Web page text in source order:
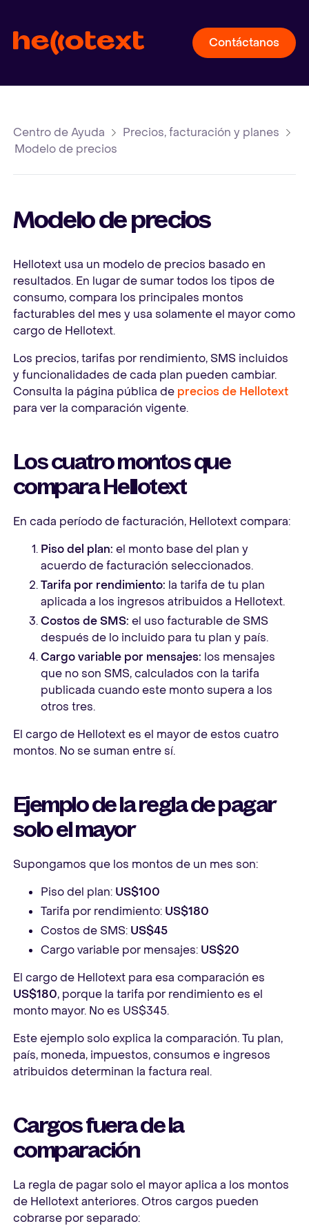
Contáctanos
Centro de Ayuda
Precios, facturación y planes
Modelo de precios
Modelo de precios
Hellotext usa un modelo de precios basado en
resultados. En lugar de sumar todos los tipos de
consumo, compara los principales montos
facturables del mes y usa solamente el mayor como
cargo de Hellotext.
Los precios, tarifas por rendimiento, SMS incluidos
y funcionalidades de cada plan pueden cambiar.
Consulta la página pública de precios de Hellotext
para ver la comparación vigente.
Los cuatro montos que
compara Hellotext
En cada período de facturación, Hellotext compara:
Piso del plan: el monto base del plan y
acuerdo de facturación seleccionados.
Tarifa por rendimiento: la tarifa de tu plan
aplicada a los ingresos atribuidos a Hellotext.
Costos de SMS: el uso facturable de SMS
después de lo incluido para tu plan y país.
Cargo variable por mensajes: los mensajes
que no son SMS, calculados con la tarifa
publicada cuando este monto supera a los
otros tres.
El cargo de Hellotext es el mayor de estos cuatro
montos. No se suman entre sí.
Ejemplo de la regla de pagar
solo el mayor
Supongamos que los montos de un mes son:
Piso del plan: US$100
Tarifa por rendimiento: US$180
Costos de SMS: US$45
Cargo variable por mensajes: US$20
El cargo de Hellotext para esa comparación es
US$180, porque la tarifa por rendimiento es el
monto mayor. No es US$345.
Este ejemplo solo explica la comparación. Tu plan,
país, moneda, impuestos, consumos e ingresos
atribuidos determinan la factura real.
Cargos fuera de la
comparación
La regla de pagar solo el mayor aplica a los montos
de Hellotext anteriores. Otros cargos pueden
cobrarse por separado: